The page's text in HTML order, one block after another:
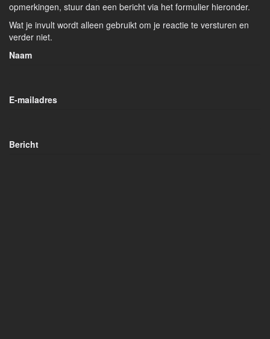
opmerkingen, stuur dan een bericht via het formulier hieronder.
Wat je invult wordt alleen gebruikt om je reactie te versturen en
verder niet.
Naam
E-mailadres
Bericht